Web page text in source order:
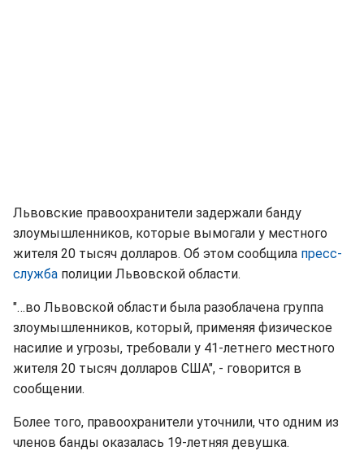
Львовские правоохранители задержали банду
злоумышленников, которые вымогали у местного
жителя 20 тысяч долларов. Об этом сообщила пресс-
служба полиции Львовской области.
"…во Львовской области была разоблачена группа
злоумышленников, который, применяя физическое
насилие и угрозы, требовали у 41-летнего местного
жителя 20 тысяч долларов США", - говорится в
сообщении.
Более того, правоохранители уточнили, что одним из
членов банды оказалась 19-летняя девушка.